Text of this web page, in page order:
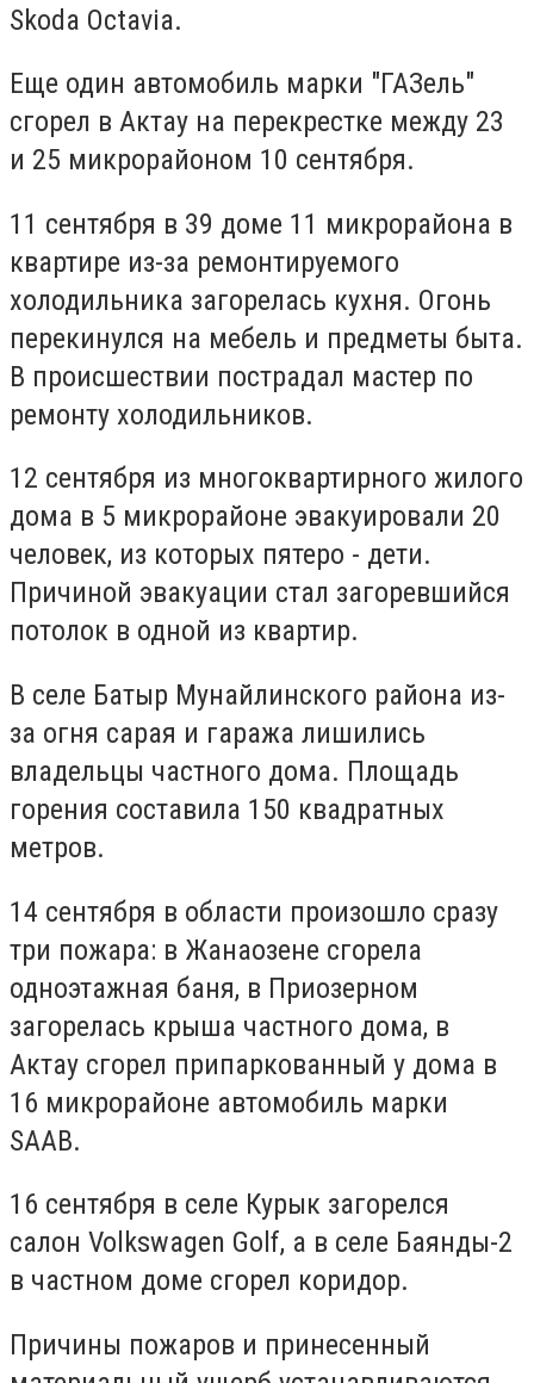
Skoda Octavia.
Еще один автомобиль марки "ГАЗель"
сгорел в Актау на перекрестке между 23
и 25 микрорайоном 10 сентября.
11 сентября в 39 доме 11 микрорайона в
квартире из-за ремонтируемого
холодильника загорелась кухня. Огонь
перекинулся на мебель и предметы быта.
В происшествии пострадал мастер по
ремонту холодильников.
12 сентября из многоквартирного жилого
дома в 5 микрорайоне эвакуировали 20
человек, из которых пятеро - дети.
Причиной эвакуации стал загоревшийся
потолок в одной из квартир.
В селе Батыр Мунайлинского района из-
за огня сарая и гаража лишились
владельцы частного дома. Площадь
горения составила 150 квадратных
метров.
14 сентября в области произошло сразу
три пожара: в Жанаозене сгорела
одноэтажная баня, в Приозерном
загорелась крыша частного дома, в
Актау сгорел припаркованный у дома в
16 микрорайоне автомобиль марки
SAAB.
16 сентября в селе Курык загорелся
салон Volkswagen Golf, а в селе Баянды-2
в частном доме сгорел коридор.
Причины пожаров и принесенный